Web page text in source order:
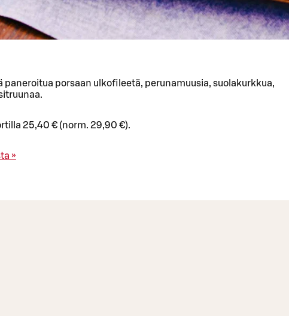
paneroitua porsaan ulkofileetä, perunamuusia, suolakurkkua,
25,40 € (norm. 29,90 €).
»